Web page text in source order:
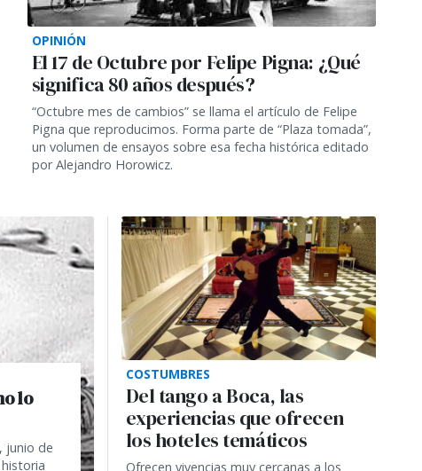
OPINIÓN
El 17 de Octubre por Felipe Pigna: ¿Qué
significa 80 años después?
“Octubre mes de cambios” se llama el artículo de Felipe
Pigna que reproducimos. Forma parte de “Plaza tomada”,
un volumen de ensayos sobre esa fecha histórica editado
por Alejandro Horowicz.
lo
junio de
COSTUMBRES
Del tango a Boca, las
experiencias que ofrecen
los hoteles temáticos
Ofrecen vivencias muy cercanas a los